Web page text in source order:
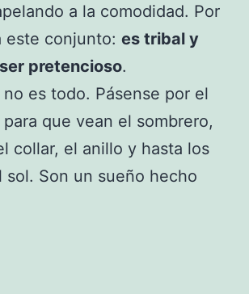
a la comodidad. Por
este conjunto: es tribal y
pretencioso.
es todo. Pásense por el
que vean el sombrero,
collar, el anillo y hasta los
sol. Son un sueño hecho